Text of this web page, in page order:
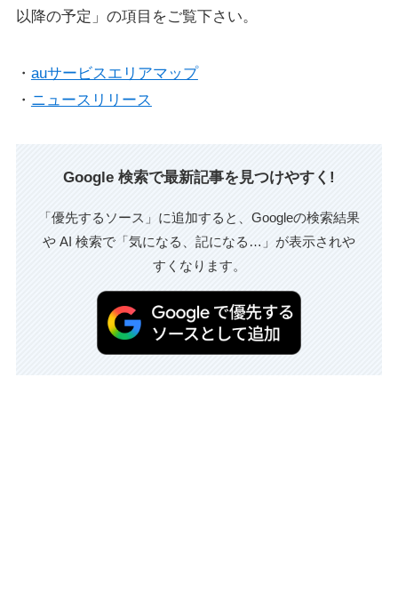
以降の予定」の項目をご覧下さい。
・ auサービスエリアマップ
・ ニュースリリース
Google 検索で最新記事を見つけやすく!
「優先するソース」に追加すると、Googleの検索結果
や AI 検索で「気になる、記になる…」が表示されや
すくなります。